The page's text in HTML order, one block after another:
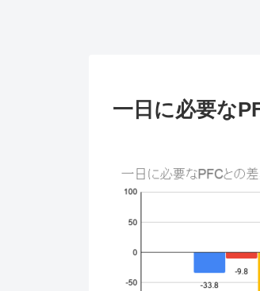
一日に必要な